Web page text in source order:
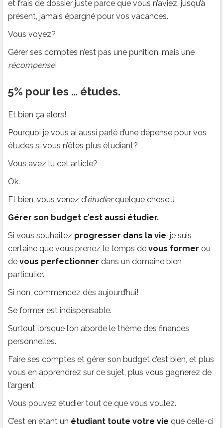
et frais de dossier juste parce que vous n’aviez, jusqu’à
présent, jamais épargné pour vos vacances.
Vous voyez?
Gérer ses comptes n’est pas une punition, mais une
récompense!
5% pour les … études.
Et bien ça alors!
Pourquoi je vous ai aussi parlé d’une dépense pour vos
études si vous n’êtes plus étudiant?
Vous avez lu cet article?
Ok.
Et bien, vous venez d’étudierquelque chose J
Gérer son budget c’est aussi étudier.
Si vous souhaitez progresser dans la vie, je suis
certaine que vous prenez le temps de vous former ou
de vous perfectionner dans un domaine bien
particulier.
Si non, commencez dès aujourd’hui!
Se former est indispensable.
Surtout lorsque l’on aborde le thème des finances
personnelles.
Faire ses comptes et gérer son budget c’est bien, et plus
vous en apprendrez sur ce sujet, plus vous gagnerez de
l’argent.
Vous pouvez étudier tout ce que vous voulez.
C’est en étant un étudiant toute votre vie que celle-ci